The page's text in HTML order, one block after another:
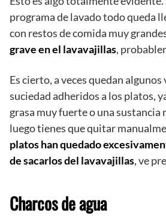
programa de lavado todo queda
con restos de comida muy
grave en el lavavajillas,
Es cierto, a veces quedan
suciedad adheridos a los platos,
grasa muy fuerte o una sustancia
luego tienes que quitar
platos han quedado
de sacarlos del lavavajillas, ve
Charcos de agua